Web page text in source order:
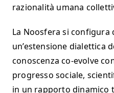
razionalità umana
La Noosfera si configura
un’estensione dialettica
conoscenza co-evolve
progresso sociale,
in un rapporto dinamico